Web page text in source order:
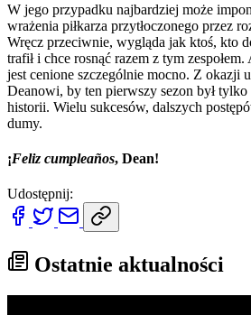
W jego przypadku najbardziej może
wrażenia piłkarza przytłoczonego przez
Wręcz przeciwnie, wygląda jak ktoś, kto
trafił i chce rosnąć razem z tym
jest cenione szczególnie mocno. Z okazji
Deanowi, by ten pierwszy sezon był
historii. Wielu sukcesów, dalszych
dumy.
¡Feliz cumpleaños, Dean!
Udostępnij:
Ostatnie aktualności